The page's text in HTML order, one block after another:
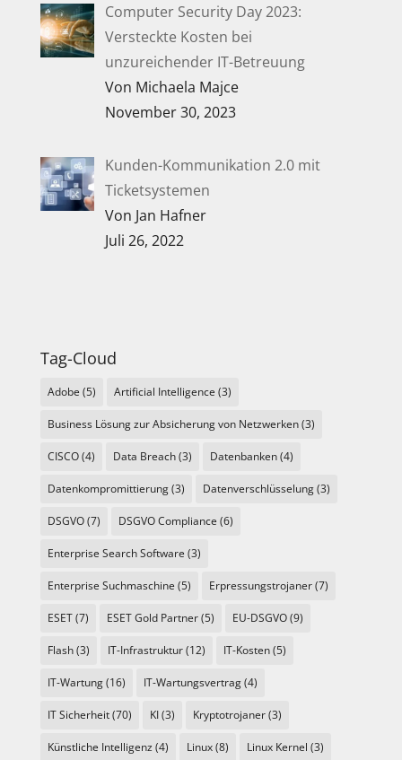
Computer Security Day 2023:
Versteckte Kosten bei
unzureichender IT-Betreuung
Von Michaela Majce
November 30, 2023
Kunden-Kommunikation 2.0 mit
Ticketsystemen
Von Jan Hafner
Juli 26, 2022
Tag-Cloud
Adobe (5) Artificial Intelligence (3)
Business Lösung zur Absicherung von Netzwerken(3)
CISCO(4) Data Breach(3) Datenbanken(4)
Datenkompromittierung(3) Datenverschlüsselung(3)
DSGVO(7) DSGVO Compliance (6)
Enterprise Search Software (3)
Enterprise Suchmaschine (5) Erpressungstrojaner(7)
ESET(7) ESET Gold Partner(5) EU-DSGVO(9)
Flash(3) IT-Infrastruktur(12) IT-Kosten(5)
IT-Wartung(16) IT-Wartungsvertrag(4)
IT Sicherheit(70) KI(3) Kryptotrojaner(3)
Künstliche Intelligenz(4) Linux(8) Linux Kernel (3)